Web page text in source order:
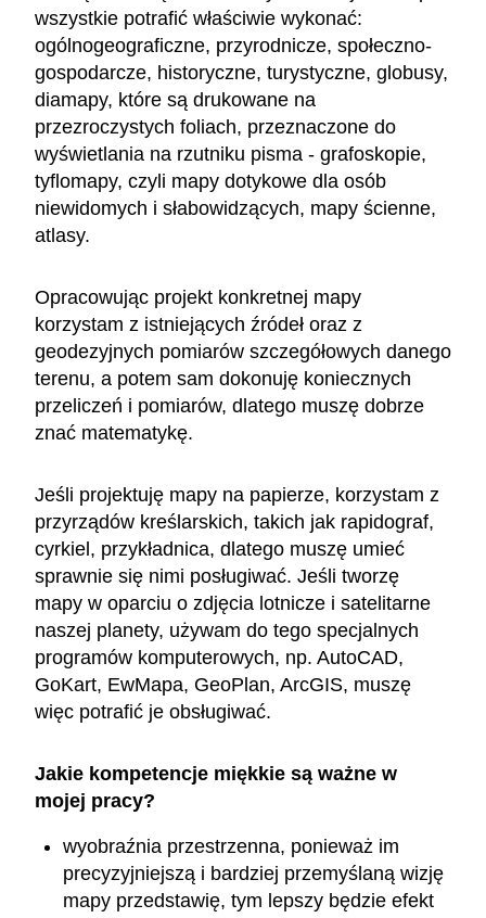
wszystkie potrafić właściwie wykonać:
ogólnogeograficzne, przyrodnicze, społeczno-
gospodarcze, historyczne, turystyczne, globusy,
diamapy, które są drukowane na
przezroczystych foliach, przeznaczone do
wyświetlania na rzutniku pisma - grafoskopie,
tyflomapy, czyli mapy dotykowe dla osób
niewidomych i słabowidzących, mapy ścienne,
atlasy.
Opracowując projekt konkretnej mapy
korzystam z istniejących źródeł oraz z
geodezyjnych pomiarów szczegółowych danego
terenu, a potem sam dokonuję koniecznych
przeliczeń i pomiarów, dlatego muszę dobrze
znać matematykę.
Jeśli projektuję mapy na papierze, korzystam z
przyrządów kreślarskich, takich jak rapidograf,
cyrkiel, przykładnica, dlatego muszę umieć
sprawnie się nimi posługiwać. Jeśli tworzę
mapy w oparciu o zdjęcia lotnicze i satelitarne
naszej planety, używam do tego specjalnych
programów komputerowych, np. AutoCAD,
GoKart, EwMapa, GeoPlan, ArcGIS, muszę
więc potrafić je obsługiwać.
Jakie kompetencje miękkie są ważne w
mojej pracy?
wyobraźnia przestrzenna, ponieważ im
precyzyjniejszą i bardziej przemyślaną wizję
mapy przedstawię, tym lepszy będzie efekt